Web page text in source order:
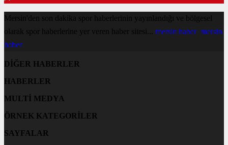
Mersin'den son dakika spor haberlerinin yayınlandığı ve bölgesel
olarak spor haberlerine yer veren haber sitesi... mersin haber mersin
haber
DİĞER HABERLER
HABERLER
MULTİ MEDYA
ÖRNEK KATEGORİLER
SAYFALAR